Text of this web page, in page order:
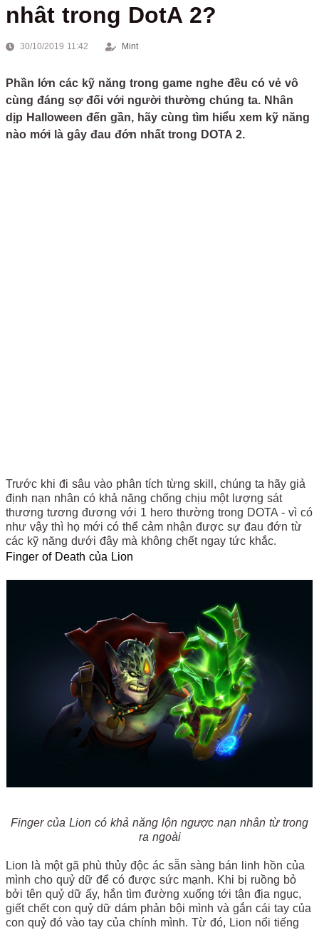
nhât trong DotA 2?
30/10/2019 11:42 Mint
Phần lớn các kỹ năng trong game nghe đều có vẻ vô
cùng đáng sợ đối với người thường chúng ta. Nhân
dịp Halloween đến gần, hãy cùng tìm hiểu xem kỹ năng
nào mới là gây đau đớn nhất trong DOTA 2.
Trước khi đi sâu vào phân tích từng skill, chúng ta hãy giả
định nạn nhân có khả năng chống chịu một lượng sát
thương tương đương với 1 hero thường trong DOTA - vì có
như vậy thì họ mới có thể cảm nhận được sự đau đớn từ
các kỹ năng dưới đây mà không chết ngay tức khắc.
Finger of Death của Lion
Finger của Lion có khả năng lộn ngược nạn nhân từ trong
ra ngoài
Lion là một gã phù thủy độc ác sẵn sàng bán linh hồn của
mình cho quỷ dữ để có được sức mạnh. Khi bị ruồng bỏ
bởi tên quỷ dữ ấy, hắn tìm đường xuống tới tận địa ngục,
giết chết con quỷ dữ dám phản bội mình và gắn cái tay của
con quỷ đó vào tay của chính mình. Từ đó, Lion nổi tiếng